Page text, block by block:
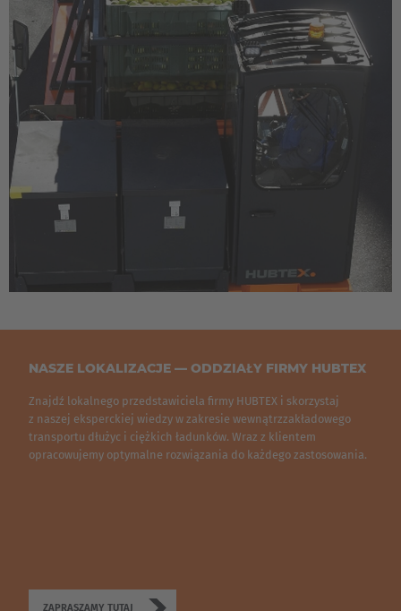
Great Britain
English
Italia
Italiano
Luxembourg
Français
Nederland
Österreich
Polska
Polski
Türkiye
NASZE LOKALIZACJE — ODDZIAŁY FIRMY HUBTEX
Znajdź lokalnego przedstawiciela firmy HUBTEX i skorzystaj
z naszej eksperckiej wiedzy w zakresie wewnątrzzakładowego
transportu dłużyc i ciężkich ładunków. Wraz z klientem
opracowujemy optymalne rozwiązania do każdego zastosowania.
ZAPRASZAMY TUTAJ